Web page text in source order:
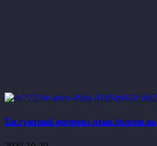
Би гүнтний өргөмөл охин болсон нь